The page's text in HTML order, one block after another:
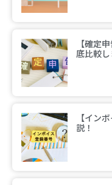
【確定
底比較し
【イン
説！